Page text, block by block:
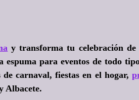
y transforma tu celebración
espuma para eventos de todo
carnaval, fiestas en el hogar,
Albacete.